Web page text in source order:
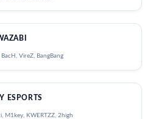
BacH, VireZ, BangBang
ESPORTS
M1key, KWERTZZ, 2high